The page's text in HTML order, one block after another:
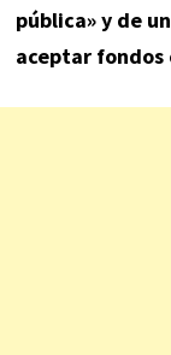
pública» y de
aceptar fondos